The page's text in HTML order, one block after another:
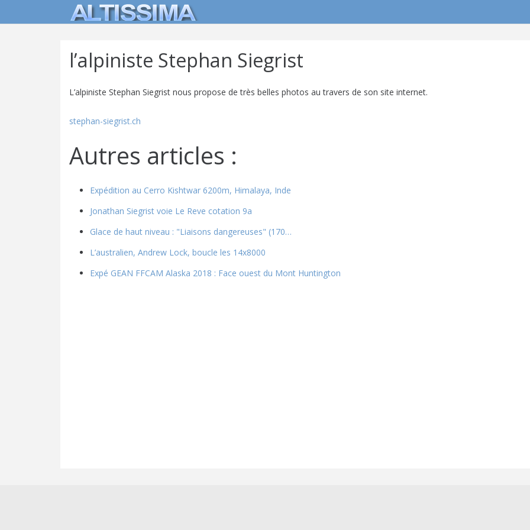
l’alpiniste Stephan Siegrist
L’alpiniste Stephan Siegrist nous propose de très belles photos au travers de son site internet.
stephan-siegrist.ch
Autres articles :
Expédition au Cerro Kishtwar 6200m, Himalaya, Inde
Jonathan Siegrist voie Le Reve cotation 9a
Glace de haut niveau : "Liaisons dangereuses" (170…
L’australien, Andrew Lock, boucle les 14x8000
Expé GEAN FFCAM Alaska 2018 : Face ouest du Mont Huntington